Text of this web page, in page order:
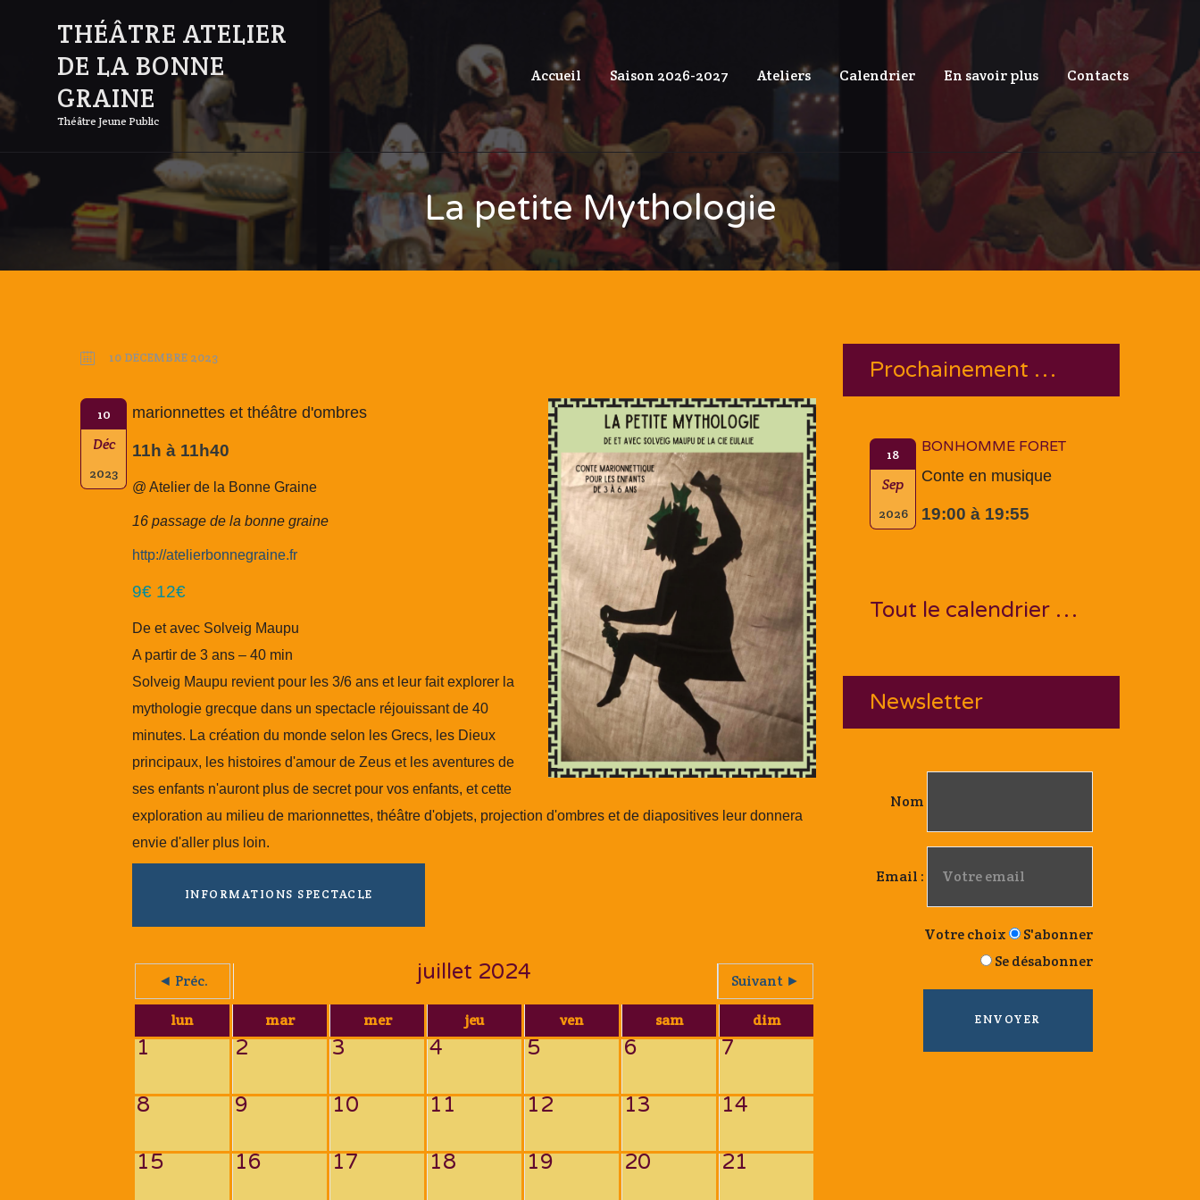
THÉÂTRE ATELIER
DE LA BONNE
GRAINE
Théâtre Jeune Public
Accueil Saison 2026-2027 Ateliers Calendrier En savoir plus Contacts
La petite Mythologie
10 DÉCEMBRE 2023
10
Déc
2023
marionnettes et théâtre d'ombres
11h à 11h40
@ Atelier de la Bonne Graine
16 passage de la bonne graine
http://atelierbonnegraine.fr
9€ 12€
De et avec Solveig Maupu
A partir de 3 ans – 40 min
Solveig Maupu revient pour les 3/6 ans et leur fait explorer la
mythologie grecque dans un spectacle réjouissant de 40
minutes. La création du monde selon les Grecs, les Dieux
principaux, les histoires d'amour de Zeus et les aventures de
ses enfants n'auront plus de secret pour vos enfants, et cette
exploration au milieu de marionnettes, théâtre d'objets, projection d'ombres et de diapositives leur donnera
envie d'aller plus loin.
INFORMATIONS SPECTACLE
◄ Préc. juillet 2024 Suivant ►
lun mar mer jeu ven sam dim
1 2 3 4 5 6 7
8 9 10 11 12 13 14
15 16 17 18 19 20 21
Prochainement …
18
Sep
2026
BONHOMME FORET
Conte en musique
19:00 à 19:55
Tout le calendrier …
Newsletter
Nom
Email :
Votre choix
S'abonner
Se désabonner